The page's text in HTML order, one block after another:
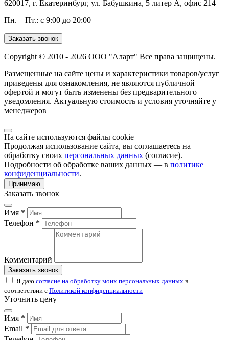
620017, г. Екатеринбург, ул. Бабушкина, 5 литер А, офис 214
Пн. – Пт.: с 9:00 до 20:00
Заказать звонок
Copyright © 2010 - 2026 ООО "Аларт" Все права защищены.
Размещенные на сайте цены и характеристики товаров/услуг
приведены для ознакомления, не являются публичной
офертой и могут быть изменены без предварительного
уведомления. Актуальную стоимость и условия уточняйте у
менеджеров
На сайте используются файлы cookie
Продолжая использование сайта, вы соглашаетесь на
обработку своих персональных данных (согласие).
Подробности об обработке ваших данных — в политике
конфиденциальности.
Принимаю
Заказать звонок
Имя *
Телефон *
Комментарий
Заказать звонок
Я даю согласие на обработку моих персональных данных в
соответствии с Политикой конфиденциальности
Уточнить цену
Имя *
Email *